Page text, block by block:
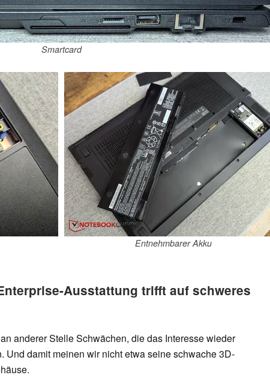
Smartcard
Entnehmbarer Akku
Ausstattung trifft auf schweres
anderer Stelle Schwächen, die das Interesse wieder
Und damit meinen wir nicht etwa seine schwache 3D-